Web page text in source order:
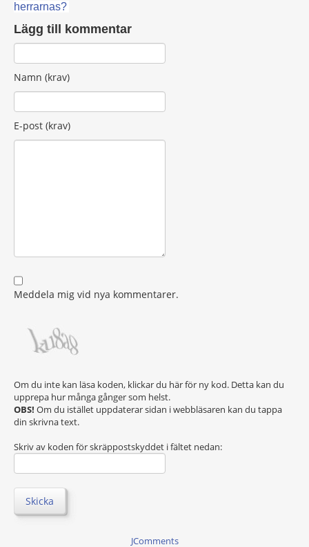
herrarnas?
Lägg till kommentar
Namn (krav)
E-post (krav)
Meddela mig vid nya kommentarer.
Om du inte kan läsa koden, klickar du här för ny kod. Detta kan du
upprepa hur många gånger som helst.
OBS! Om du istället uppdaterar sidan i webbläsaren kan du tappa
din skrivna text.
Skriv av koden för skräppostskyddet i fältet nedan:
Skicka
JComments